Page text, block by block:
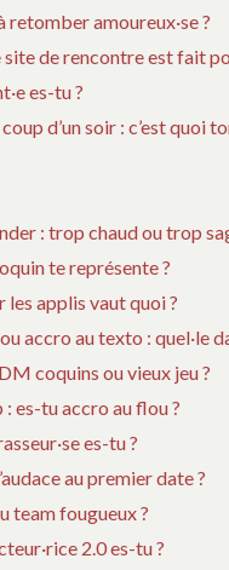
retomber amoureux·se ?
de rencontre est fait
es-tu ?
d’un soir : c’est quoi
: trop chaud ou trop
te représente ?
les applis vaut quoi ?
accro au texto : quel·le
coquins ou vieux jeu ?
es-tu accro au flou ?
es-tu ?
au premier date ?
team fougueux ?
2.0 es-tu ?